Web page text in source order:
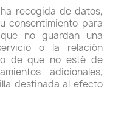
recogida de datos,
consentimiento para
no guardan una
o la relación
de que no esté de
adicionales,
destinada al efecto